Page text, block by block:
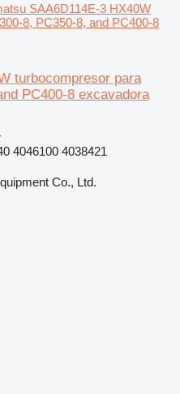
SAA6D114E-3 HX40W
8, PC350-8, and PC400-8
turbocompresor para
PC400-8 excavadora
4046100 4038421
Co., Ltd.